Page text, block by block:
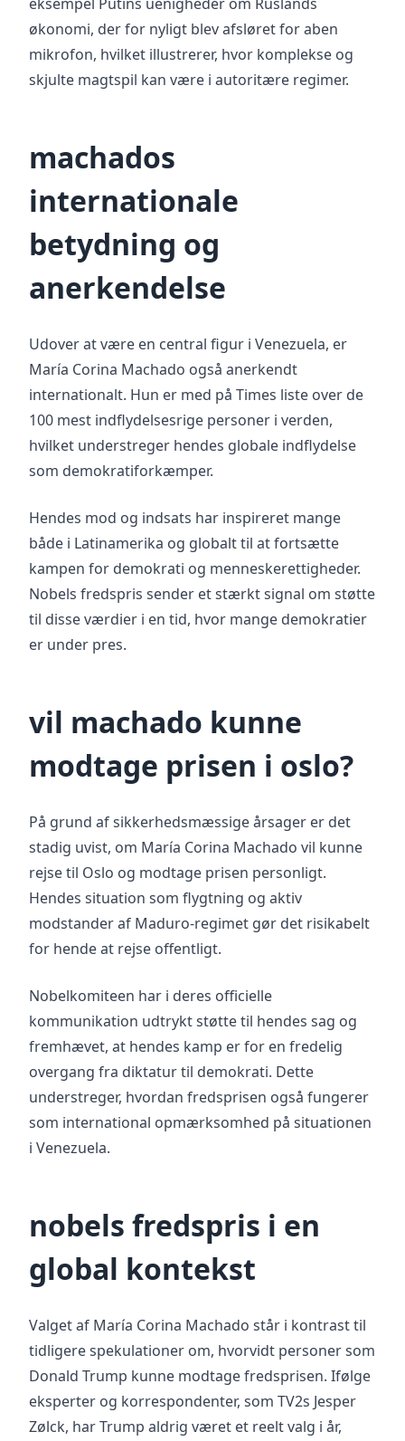
økonomi, der for nyligt blev afsløret for aben
mikrofon, hvilket illustrerer, hvor komplekse og
skjulte magtspil kan være i autoritære regimer.
machados
internationale
betydning og
anerkendelse
Udover at være en central figur i Venezuela, er
María Corina Machado også anerkendt
internationalt. Hun er med på Times liste over de
100 mest indflydelsesrige personer i verden,
hvilket understreger hendes globale indflydelse
som demokratiforkæmper.
Hendes mod og indsats har inspireret mange
både i Latinamerika og globalt til at fortsætte
kampen for demokrati og menneskerettigheder.
Nobels fredspris sender et stærkt signal om støtte
til disse værdier i en tid, hvor mange demokratier
er under pres.
vil machado kunne
modtage prisen i oslo?
På grund af sikkerhedsmæssige årsager er det
stadig uvist, om María Corina Machado vil kunne
rejse til Oslo og modtage prisen personligt.
Hendes situation som flygtning og aktiv
modstander af Maduro-regimet gør det risikabelt
for hende at rejse offentligt.
Nobelkomiteen har i deres officielle
kommunikation udtrykt støtte til hendes sag og
fremhævet, at hendes kamp er for en fredelig
overgang fra diktatur til demokrati. Dette
understreger, hvordan fredsprisen også fungerer
som international opmærksomhed på situationen
i Venezuela.
nobels fredspris i en
global kontekst
Valget af María Corina Machado står i kontrast til
tidligere spekulationer om, hvorvidt personer som
Donald Trump kunne modtage fredsprisen. Ifølge
eksperter og korrespondenter, som TV2s Jesper
Zølck, har Trump aldrig været et reelt valg i år,